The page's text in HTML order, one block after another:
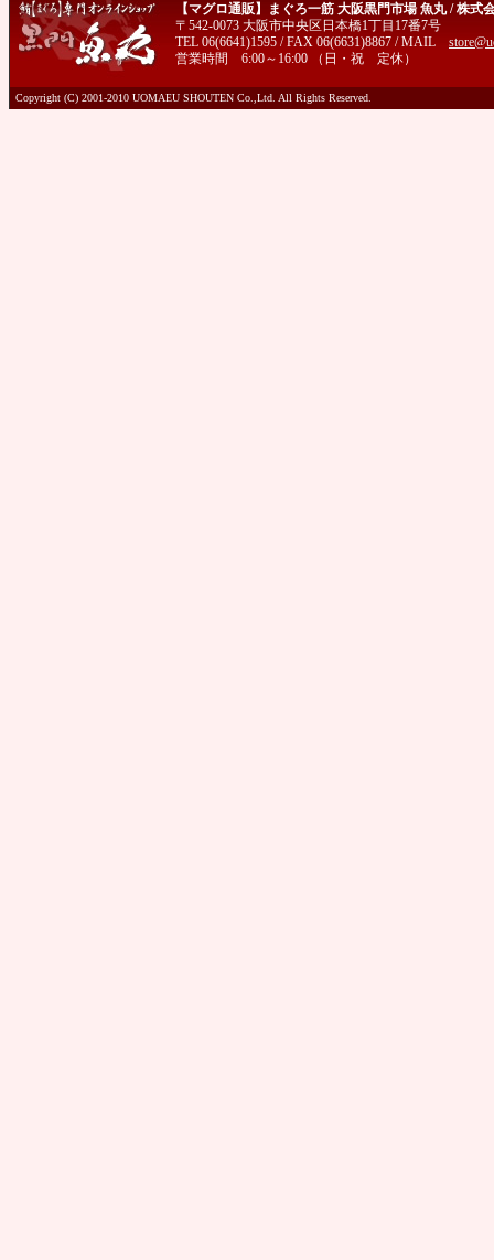
【マグロ通販】まぐろ一筋 大阪黒門市場 魚丸 / 株式
〒542-0073 大阪市中央区日本橋1丁目17番7号
TEL 06(6641)1595 / FAX 06(6631)8867 / MAIL
営業時間 6:00～16:00 （日・祝 定休）
Copyright (C) 2001-2010 UOMAEU SHOUTEN Co.,Ltd. All Rights Reserved.